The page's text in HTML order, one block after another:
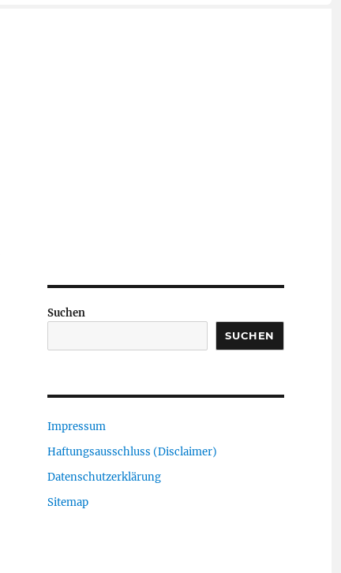
Suchen
SUCHEN
Impressum
Haftungsausschluss (Disclaimer)
Datenschutzerklärung
Sitemap